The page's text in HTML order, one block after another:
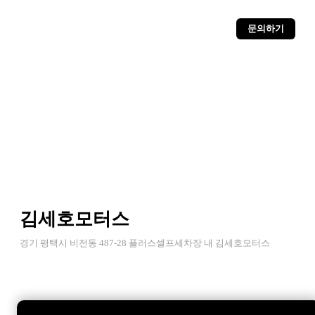
문의하기
김세호모터스
경기 평택시 비전동 487-28 플러스셀프세차장 내 김세호모터스